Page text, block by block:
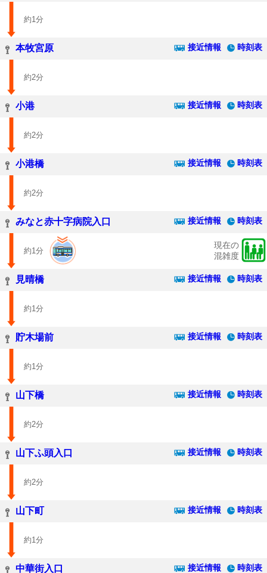
約1分
本牧宮原 接近情報 時刻表
約2分
小港 接近情報 時刻表
約2分
小港橋 接近情報 時刻表
約2分
みなと赤十字病院入口 接近情報 時刻表
約1分
現在の
混雑度
見晴橋 接近情報 時刻表
約1分
貯木場前 接近情報 時刻表
約1分
山下橋 接近情報 時刻表
約2分
山下ふ頭入口 接近情報 時刻表
約2分
山下町 接近情報 時刻表
約1分
中華街入口 接近情報 時刻表